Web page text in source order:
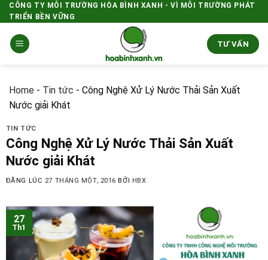
Skip
to
content
CÔNG TY MÔI TRƯỜNG HÒA BÌNH XANH - VÌ MÔI TRƯỜNG PHÁT
TRIỂN BỀN VỮNG
TƯ VẤN
Home - Tin tức - Công Nghệ Xử Lý Nước Thải Sản Xuất
Nước giải Khát
TIN TỨC
Công Nghệ Xử Lý Nước Thải Sản Xuất
Nước giải Khát
ĐĂNG LÚC 27 THÁNG MỘT, 2016 BỞI HBX
27
Th1